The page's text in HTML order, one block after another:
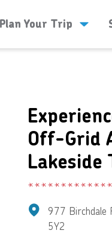
Plan Your Trip
Off-Grid
977 Birchdale
5Y2